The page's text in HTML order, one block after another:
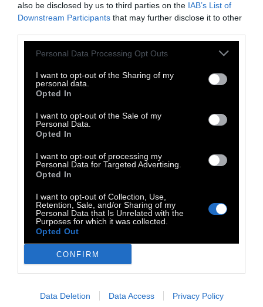
also be disclosed by us to third parties on the IAB’s List of
Downstream Participants that may further disclose it to other
Personal Data Processing Opt Outs
I want to opt-out of the Sharing of my
personal data.
Opted In
I want to opt-out of the Sale of my
Personal Data.
Opted In
I want to opt-out of processing my
Personal Data for Targeted Advertising.
Opted In
I want to opt-out of Collection, Use,
Retention, Sale, and/or Sharing of my
Personal Data that Is Unrelated with the
Purposes for which it was collected.
Opted Out
CONFIRM
Data Deletion Data Access Privacy Policy
Νοητική Εξουθένωση.
εξουθένωση μπορεί να παρουσιάζεται τόσο
με δυσκολία στη συγκέντρωση όσο και με
αρνητική στάση απέναντι στον/στην
σύντροφο αλλά και στη ζωή γενικότερα. Η
απλή παρουσία του άλλου μπορεί να
προκαλεί δυσφορία και μικρά καθημερινά
πράγματα να προκαλούν εκρηκτικές
αντιδράσεις («ο τρόπος που καπνίζει», «η
αχτένιστα μαλλιά της», «ότι είναι